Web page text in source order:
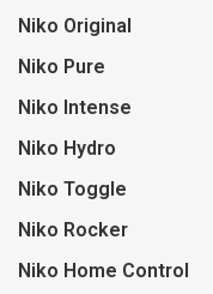
Niko Original
Niko Pure
Niko Intense
Niko Hydro
Niko Toggle
Niko Rocker
Niko Home Control